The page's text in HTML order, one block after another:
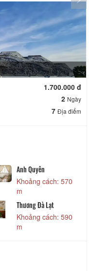
1.700.000 đ
2 Ngày
7 Địa điểm
Anh Quyên
Khoảng cách: 570
m
Thương Đà Lạt
Khoảng cách: 590
m